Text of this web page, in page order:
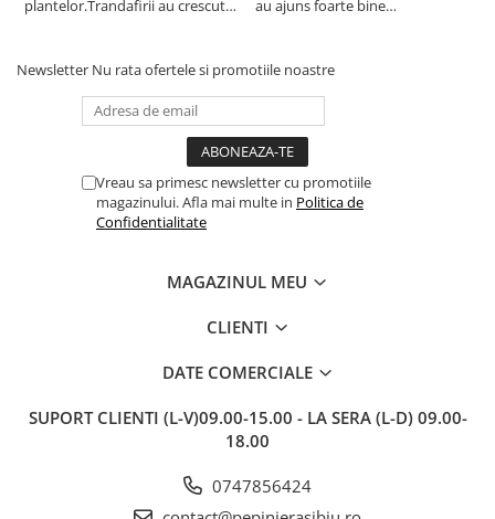
plantelor.Trandafirii au crescut
au ajuns foarte bine
transportului. Se vede că au fost
Newsletter Nu rata ofertele si promotiile noastre
Vreau sa primesc newsletter cu promotiile
magazinului. Afla mai multe in Politica de
Confidentialitate
MAGAZINUL MEU
CLIENTI
DATE COMERCIALE
SUPORT CLIENTI (L-V)09.00-15.00 - LA SERA (L-D) 09.00-
18.00
0747856424